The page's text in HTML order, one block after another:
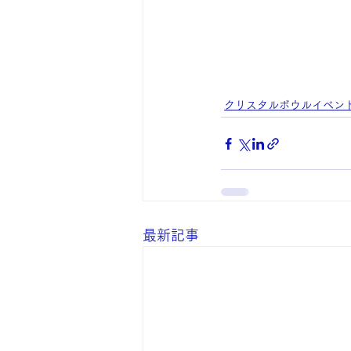
クリスタルボウルイベン
最新記事